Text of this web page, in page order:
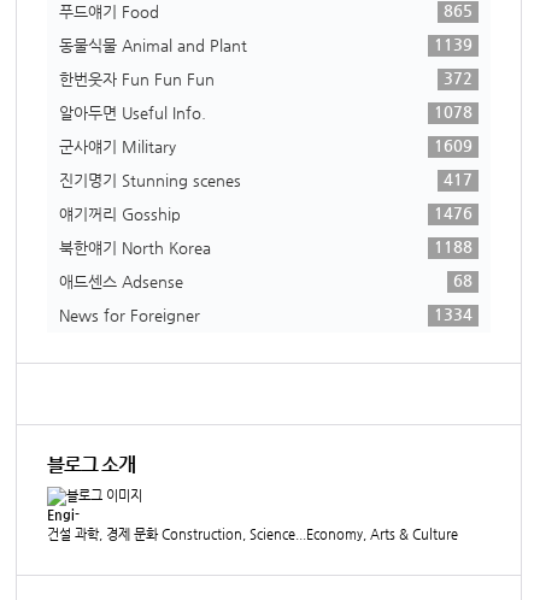
푸드얘기 Food
865
동물식물 Animal and Plant
1139
한번웃자 Fun Fun Fun
372
알아두면 Useful Info.
1078
군사얘기 Military
1609
진기명기 Stunning scenes
417
얘기꺼리 Gosship
1476
북한얘기 North Korea
1188
애드센스 Adsense
68
News for Foreigner
1334
블로그 소개
Engi-
건설 과학, 경제 문화 Construction, Science...Economy, Arts & Culture